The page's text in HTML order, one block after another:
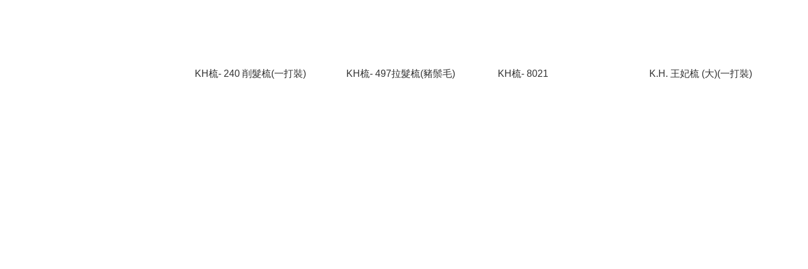
KH梳- 240 削髮梳(一打裝) KH梳- 497拉髮梳(豬鬃毛) KH梳- 8021 K.H. 王妃梳 (大)(一打裝)